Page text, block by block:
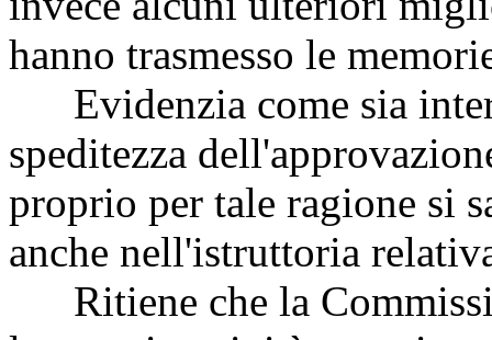
hanno trasmesso le
Evidenzia come sia
speditezza
proprio per tale ragione si
anche nell'istruttoria
Ritiene che la